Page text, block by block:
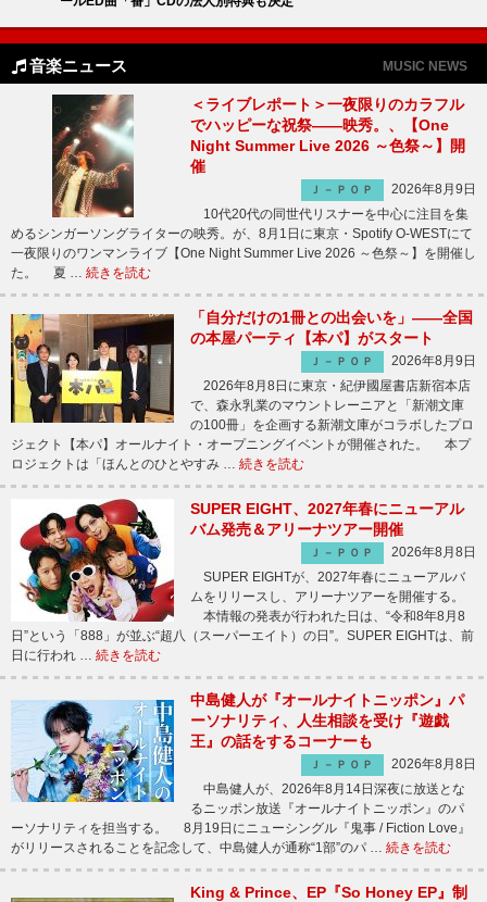
音楽ニュース MUSIC NEWS
＜ライブレポート＞一夜限りのカラフル
でハッピーな祝祭――映秀。、【One
Night Summer Live 2026 ～色祭～】開
催
Ｊ－ＰＯＰ
2026年8月9日
10代20代の同世代リスナーを中心に注目を集
めるシンガーソングライターの映秀。が、8月1日に東京・Spotify O-WESTにて
一夜限りのワンマンライブ【One Night Summer Live 2026 ～色祭～】を開催し
た。 夏 … 続きを読む
「自分だけの1冊との出会いを」――全国
の本屋パーティ【本パ】がスタート
Ｊ－ＰＯＰ
2026年8月9日
2026年8月8日に東京・紀伊國屋書店新宿本店
で、森永乳業のマウントレーニアと「新潮文庫
の100冊」を企画する新潮文庫がコラボしたプロ
ジェクト【本パ】オールナイト・オープニングイベントが開催された。 本プ
ロジェクトは「ほんとのひとやすみ … 続きを読む
SUPER EIGHT、2027年春にニューアル
バム発売＆アリーナツアー開催
Ｊ－ＰＯＰ
2026年8月8日
SUPER EIGHTが、2027年春にニューアルバ
ムをリリースし、アリーナツアーを開催する。
本情報の発表が行われた日は、“令和8年8月8
日”という「888」が並ぶ“超八（スーパーエイト）の日”。SUPER EIGHTは、前
日に行われ … 続きを読む
中島健人が『オールナイトニッポン』パ
ーソナリティ、人生相談を受け『遊戯
王』の話をするコーナーも
Ｊ－ＰＯＰ
2026年8月8日
中島健人が、2026年8月14日深夜に放送とな
るニッポン放送『オールナイトニッポン』のパ
ーソナリティを担当する。 8月19日にニューシングル『鬼事 / Fiction Love』
がリリースされることを記念して、中島健人が通称“1部”のパ … 続きを読む
King & Prince、EP『So Honey EP』制